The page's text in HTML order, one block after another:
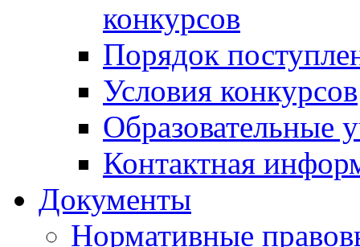
конкурсов
Порядок
Условия конкурсов
Образовательные
Контактная
Документы
Нормативные